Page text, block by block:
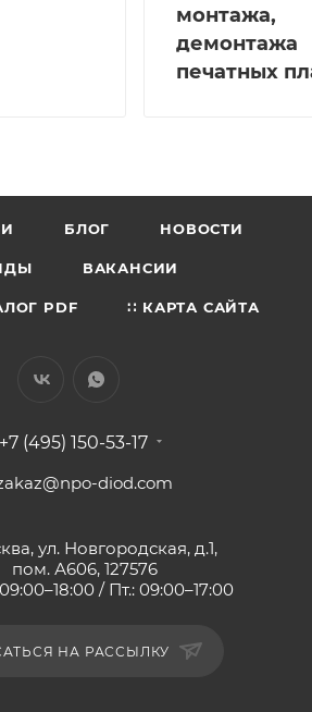
монтажа,
демонтажа
печатных
БЛОГ НОВОСТИ
ВАКАНСИИ
PDF ∷ КАРТА САЙТА
+7 (495) 150-53-17
diod.com
ул. Новгородская, д.1,
пом. А606, 127576
/ Пт.: 09:00–17:00
НА РАССЫЛКУ